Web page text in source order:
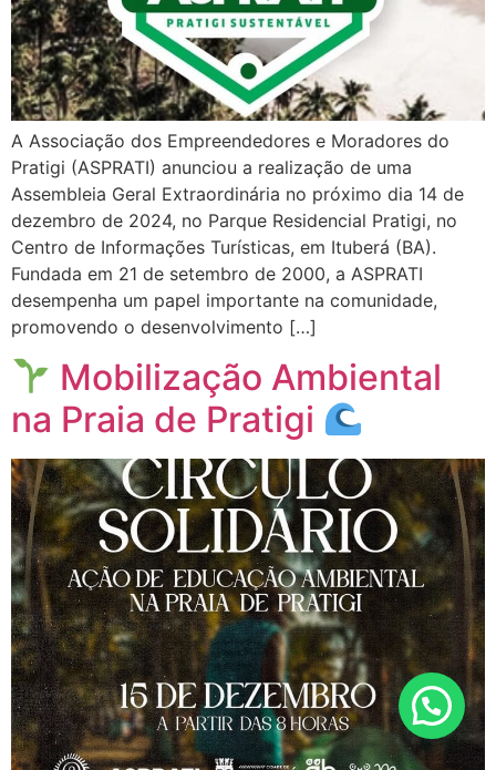
A Associação dos Empreendedores e Moradores do
Pratigi (ASPRATI) anunciou a realização de uma
Assembleia Geral Extraordinária no próximo dia 14 de
dezembro de 2024, no Parque Residencial Pratigi, no
Centro de Informações Turísticas, em Ituberá (BA).
Fundada em 21 de setembro de 2000, a ASPRATI
desempenha um papel importante na comunidade,
promovendo o desenvolvimento […]
Mobilização Ambiental
na Praia de Pratigi